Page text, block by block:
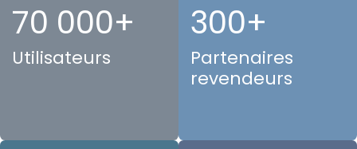
70 000+
Utilisateurs
300+
Partenaires
revendeurs